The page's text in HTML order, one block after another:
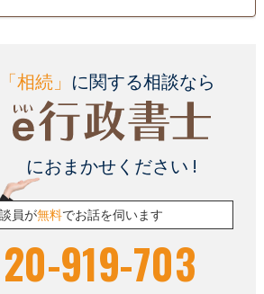
「相続」 に関する相談なら
におまかせください !
員が無料でお話を伺います
919-703